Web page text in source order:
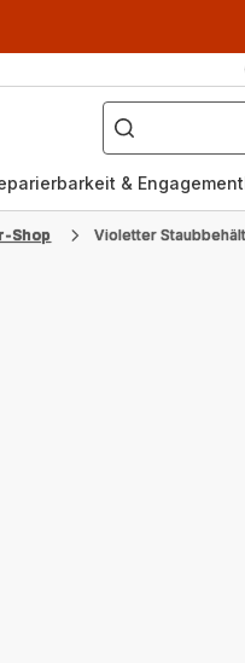
Wonach
suchen
Sie?
& Engagement
Shop Violetter